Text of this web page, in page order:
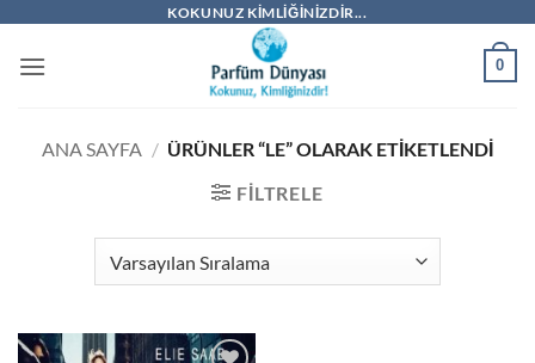
KOKUNUZ KIMLIĞINIZDIR...
0
ANA SAYFA / ÜRÜNLER “LE” OLARAK ETIKETLENDI
FILTRELE